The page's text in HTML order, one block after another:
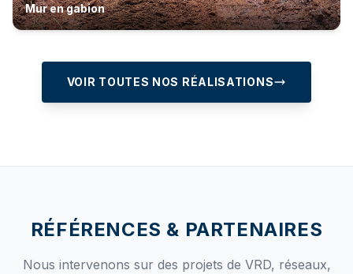
Mur en gabion
VOIR TOUTES NOS RÉALISATIONS
RÉFÉRENCES & PARTENAIRES
Nous intervenons sur des projets de VRD, réseaux,